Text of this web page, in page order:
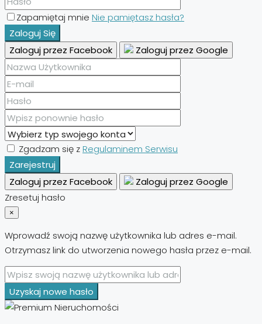
Zapamiętaj mnie Nie pamiętasz hasła?
Zaloguj Się
Zaloguj przez Facebook
Zaloguj przez Google
Zgadzam się zRegulaminem Serwisu
Zarejestruj
Zaloguj przez Facebook
Zaloguj przez Google
Zresetuj hasło
×
Wprowadź swoją nazwę użytkownika lub adres e-mail.
Otrzymasz link do utworzenia nowego hasła przez e-mail.
Uzyskaj nowe hasło